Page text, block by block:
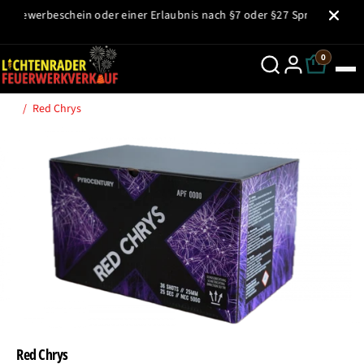
ZUM INHALT
SPRINGEN oder einer Erlaubnis nach §7 oder §27
0
Red Chrys
PRODUKTINFOR
MATIONEN
Red Chrys